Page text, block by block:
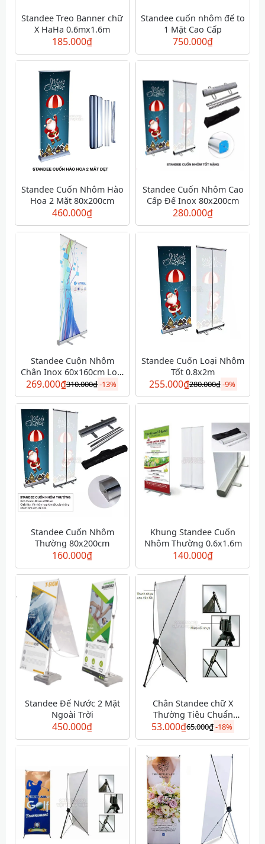
Standee Treo Banner chữ
X HaHa 0.6mx1.6m
185.000₫
Standee cuốn nhôm đế to
1 Mặt Cao Cấp
750.000₫
Standee Cuốn Nhôm Hào
Hoa 2 Mặt 80x200cm
460.000₫
Standee Cuốn Nhôm Cao
Cấp Đế Inox 80x200cm
280.000₫
Standee Cuộn Nhôm
Chân Inox 60x160cm Loại
Tốt
269.000₫310.000₫-13%
Standee Cuốn Loại Nhôm
Tốt 0.8x2m
255.000₫280.000₫-9%
Standee Cuốn Nhôm
Thường 80x200cm
160.000₫
Khung Standee Cuốn
Nhôm Thường 0.6x1.6m
140.000₫
Standee Đế Nước 2 Mặt
Ngoài Trời
450.000₫
Chân Standee chữ X
Thường Tiêu Chuẩn
80x180cm
53.000₫65.000₫-18%